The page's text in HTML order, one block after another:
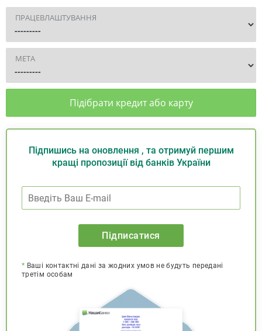
ПРАЦЕВЛАШТУВАННЯ
МЕТА
Підібрати кредит або карту
Підпишись на оновлення , та отримуй першим
кращі пропозиції від банків України
Підписатися
* Ваші контактні дані за жодних умов не будуть передані
третім особам